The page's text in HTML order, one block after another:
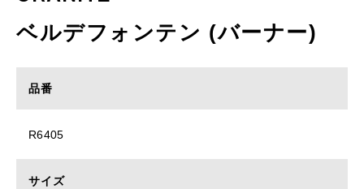
ベルデフォンテン (バーナー)
品番
R6405
サイズ